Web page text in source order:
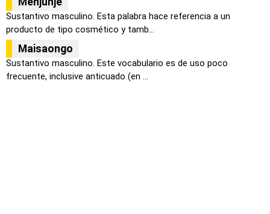
Sustantivo masculino. Esta palabra hace referencia a un
producto de tipo cosmético y tamb...
Maisaongo
Sustantivo masculino. Este vocabulario es de uso poco
frecuente, inclusive anticuado (en ...